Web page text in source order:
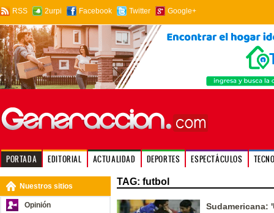
RSS 2urpi Facebook Twitter Google+
PORTADA EDITORIAL ACTUALIDAD DEPORTES ESPECTÁCULOS
Nuestros sitios
Opinión
TAG: futbol
Sudamericana: